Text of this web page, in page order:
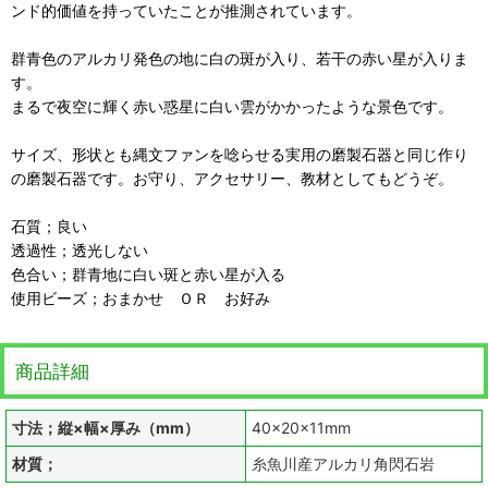
ンド的価値を持っていたことが推測されています。
群青色のアルカリ発色の地に白の斑が入り、若干の赤い星が入りま
す。
まるで夜空に輝く赤い惑星に白い雲がかかったような景色です。
サイズ、形状とも縄文ファンを唸らせる実用の磨製石器と同じ作り
の磨製石器です。お守り、アクセサリー、教材としてもどうぞ。
石質；良い
透過性；透光しない
色合い；群青地に白い斑と赤い星が入る
使用ビーズ；おまかせ ＯＲ お好み
商品詳細
寸法；縦×幅×厚み（mm）
40×20×11mm
材質；
糸魚川産アルカリ角閃石岩